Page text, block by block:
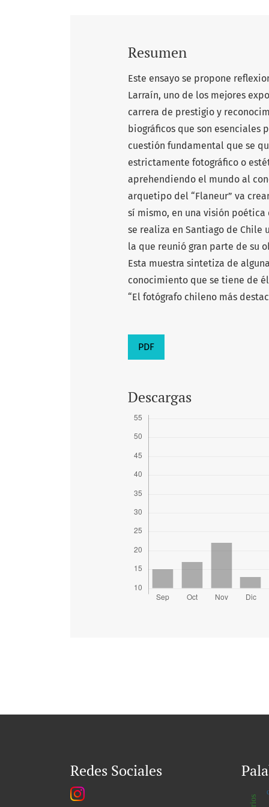
Resumen
Este ensayo se propone
Larraín, uno de los mejores
carrera de prestigio y
biográficos que son esenciales
cuestión fundamental que se
estrictamente fotográfico o
aprehendiendo el mundo al
arquetipo del “Flaneur” va
sí mismo, en una visión
se realiza en Santiago de
la que reunió gran parte de su
Esta muestra sintetiza de
conocimiento que se tiene de
“El fotógrafo chileno más
PDF
Descargas
Redes Sociales